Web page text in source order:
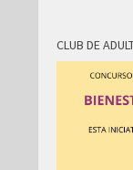
CLUB DE